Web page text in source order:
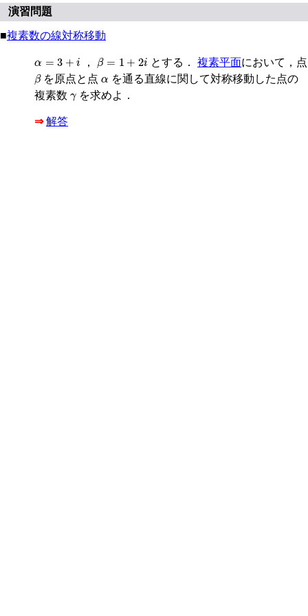
演習問題
■複素数の線対称移動
α = 3 + i
α i ， β = 1 + 2i
β= +2 とする．複素平面において，点
β
βを原点と点α
α を通る直線に関して対称移動した点の
複素数 γ
γ を求めよ．
⇒ 解答